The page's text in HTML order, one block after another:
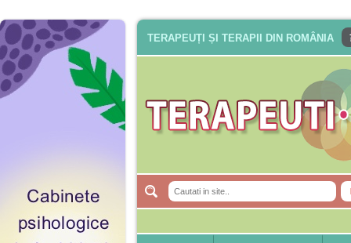
TERAPEUȚI ȘI TERAPII DIN ROMÂNIA